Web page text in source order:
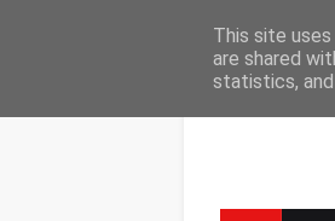
This site
are shared
statistics,